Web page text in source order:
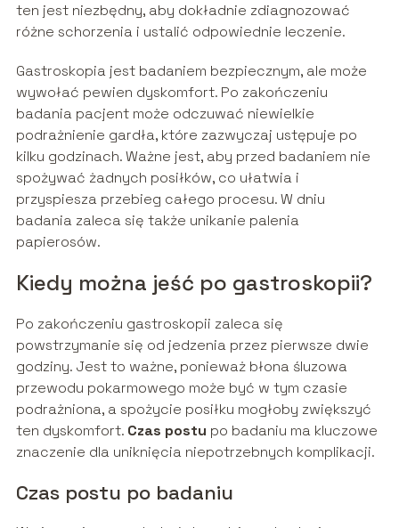
ten jest niezbędny, aby dokładnie zdiagnozować
różne schorzenia i ustalić odpowiednie leczenie.
Gastroskopia jest badaniem bezpiecznym, ale może
wywołać pewien dyskomfort. Po zakończeniu
badania pacjent może odczuwać niewielkie
podrażnienie gardła, które zazwyczaj ustępuje po
kilku godzinach. Ważne jest, aby przed badaniem nie
spożywać żadnych posiłków, co ułatwia i
przyspiesza przebieg całego procesu. W dniu
badania zaleca się także unikanie palenia
papierosów.
Kiedy można jeść po gastroskopii?
Po zakończeniu gastroskopii zaleca się
powstrzymanie się od jedzenia przez pierwsze dwie
godziny. Jest to ważne, ponieważ błona śluzowa
przewodu pokarmowego może być w tym czasie
podrażniona, a spożycie posiłku mogłoby zwiększyć
ten dyskomfort. Czas postu po badaniu ma kluczowe
znaczenie dla uniknięcia niepotrzebnych komplikacji.
Czas postu po badaniu